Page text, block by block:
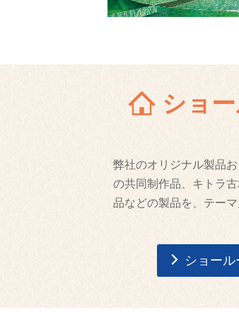
ショ
弊社のオリジナル製品
の共同制作品、キトラ
品などの製品を、テーマ
ショー